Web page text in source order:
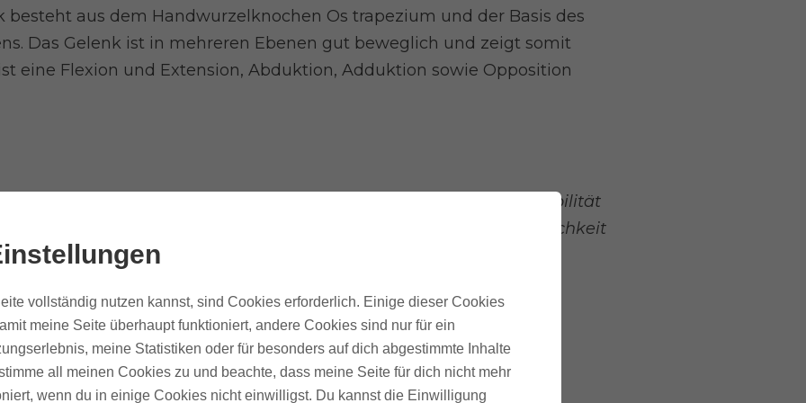
besteht aus dem Handwurzelknochen Os trapezium und der Basis des
Das Gelenk ist in mehreren Ebenen gut beweglich und zeigt somit
eine Flexion und Extension, Abduktion, Adduktion sowie Opposition
und Flexibilität haben auch zur Folge, dass es zulasten der Stabilität
ist ein sehr praxisnahes Beispiel, um das Spannungsfeld Beweglichkeit
tasten
wird die Hand in einer entspannten Haltung gelagert. Die
vollständig nutzen kannst, sind Cookies erforderlich. Einige dieser Cookies
meine Seite überhaupt funktioniert, andere Cookies sind nur für ein
meine Statistiken oder für besonders auf dich abgestimmte Inhalte
all meinen Cookies zu und beachte, dass meine Seite für dich nicht mehr
wenn du in einige Cookies nicht einwilligst. Du kannst die Einwilligung